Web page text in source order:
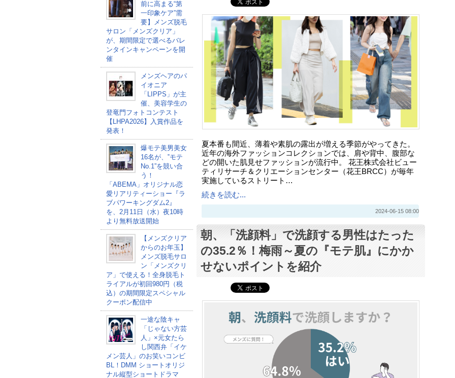
前に高まる“第
一印象ケア”需
要】メンズ脱毛
サロン「メンズクリア」
が、期間限定で選べるバレ
ンタインキャンペーンを開
催
メンズヘアのパ
イオニア
「LIPPS」が主
催、美容学生の
登竜門フォトコンテスト
【LHPA2026】入賞作品を
発表！
爆モテ美男美女
16名が、‟モテ
No.1”を競い合
う！
「ABEMA」オリジナル恋
愛リアリティーショー『ラ
ブパワーキングダム2』
を、2月11日（水）夜10時
より無料放送開始
【メンズクリア
からのお年玉】
メンズ脱毛サロ
ン「メンズクリ
ア」で使える！全身脱毛ト
ライアルが初回980円（税
込）の期間限定スペシャル
クーポン配信中
一途な陰キャ
「じゃない方芸
人」×元女たら
し関西弁「イケ
メン芸人」のお笑いコンビ
BL！DMM ショートオリジ
ナル縦型ショートドラマ
夏本番も間近、薄着や素肌の露出が増える季節がやってきた。
近年の海外ファッションコレクションでは、肩や背中、腹部な
どの開いた肌見せファッションが流行中。 花王株式会社ビュー
ティリサーチ＆クリエーションセンター（花王BRCC）が毎年
実施しているストリート…
続きを読む...
2024-06-15 08:00
朝、「洗顔料」で洗顔する男性はたった
の35.2％！梅雨～夏の『モテ肌』にかか
せないポイントを紹介